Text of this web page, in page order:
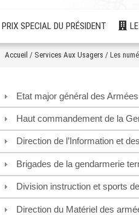
PRIX SPECIAL DU PRÉSIDENT
Accueil / Services Aux Usagers / Les
Etat major général des Armées
Haut commandement de la
Direction de l’Information et
Brigades de la gendarmerie
Division instruction et sports
Direction du Matériel des